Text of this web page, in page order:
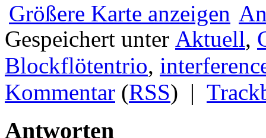
Größere Karte anzeigen
Gespeichert unter Aktuell,
Blockflötentrio,
Kommentar (RSS) |
Antworten